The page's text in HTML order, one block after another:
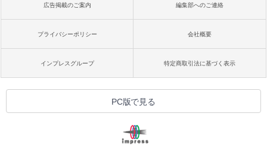
広告掲載のご案内 編集部へのご連絡
プライバシーポリシー 会社概要
インプレスグループ 特定商取引法に基づく表示
PC版で見る